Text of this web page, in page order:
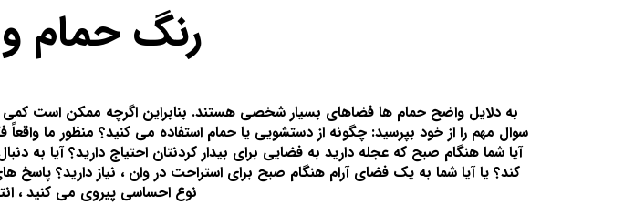
رنگ حمام
به دلایل واضح حمام ها فضاهای بسیار شخصی هستند. بنابراین اگرچه ممکن است
سوال مهم را از خود بپرسید: چگونه از دستشویی یا حمام استفاده می کنید؟ منظور ما
آیا شما هنگام صبح که عجله دارید به فضایی برای بیدار کردنتان احتیاج دارید؟ آیا
کند؟ یا آیا شما به یک فضای آرام هنگام صبح برای استراحت در وان ، نیاز دارید؟
نوع احساسی پیروی می کنید ،